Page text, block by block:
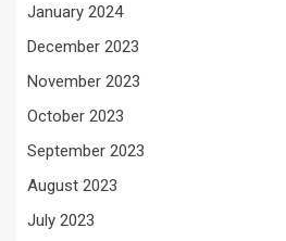
January 2024
December 2023
November 2023
October 2023
September 2023
August 2023
July 2023